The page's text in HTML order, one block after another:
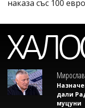
наказа със 100
дали
муцуни